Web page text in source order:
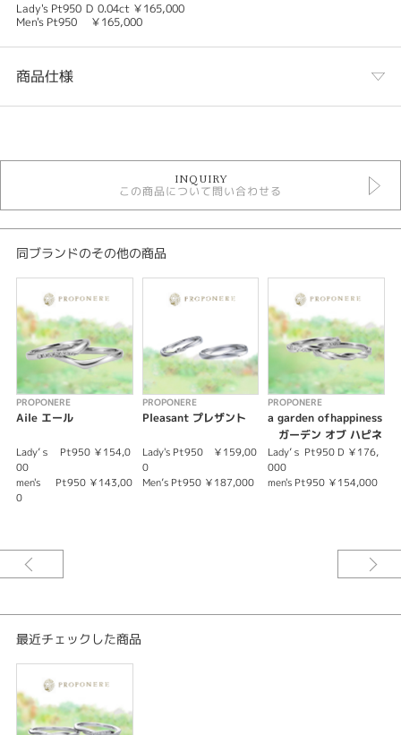
Lady's Pt950 Ｄ 0.04ct ￥165,000
Men's Pt950 ￥165,000
商品仕様
PROPONERE
メンズ
紹介文
Pastoso パストーゾ（音楽用語）
イタリア語で＜柔らかい＞の意
お互いを想い合う優しさ、温かさを表現するやわらかな曲線
ふたりのあいだに、豊かでやさしい時間が流れ続けるように願いをこめて
INQUIRY
この商品について問い合わせる
同ブランドのその他の商品
PROPONERE
Aile エール
Lady’ｓ Pt950 ￥154,0
00
men's Pt950 ￥143,00
0
PROPONERE
Pleasant プレザント
Lady's Pt950 ￥159,00
0
Men’s Pt950 ￥187,000
PROPONERE
a garden ofhappiness
ガーデン オブ ハピネ
ス
Lady’ｓ Pt950 D ￥176,
000
men's Pt950 ￥154,000
最近チェックした商品